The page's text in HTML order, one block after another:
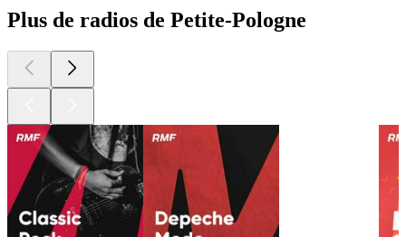
Plus de radios de Petite-Pologne